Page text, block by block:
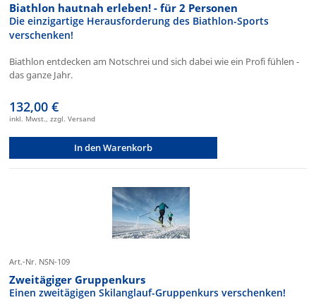
Biathlon hautnah erleben! - für 2 Personen
Die einzigartige Herausforderung des Biathlon-Sports
verschenken!
Biathlon entdecken am Notschrei und sich dabei wie ein Profi fühlen -
das ganze Jahr.
132,00 €
inkl. Mwst., zzgl. Versand
In den Warenkorb
Art.-Nr. NSN-109
Zweitägiger Gruppenkurs
Einen zweitägigen Skilanglauf-Gruppenkurs verschenken!